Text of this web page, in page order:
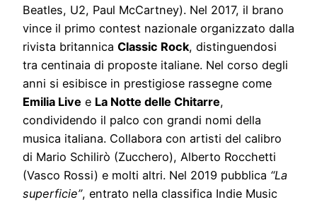
Beatles, U2, Paul McCartney). Nel 2017, il brano
vince il primo contest nazionale organizzato dalla
rivista britannica Classic Rock, distinguendosi
tra centinaia di proposte italiane. Nel corso degli
anni si esibisce in prestigiose rassegne come
Emilia Live e La Notte delle Chitarre,
condividendo il palco con grandi nomi della
musica italiana. Collabora con artisti del calibro
di Mario Schilirò (Zucchero), Alberto Rocchetti
(Vasco Rossi) e molti altri. Nel 2019 pubblica “La
superficie”, entrato nella classifica Indie Music